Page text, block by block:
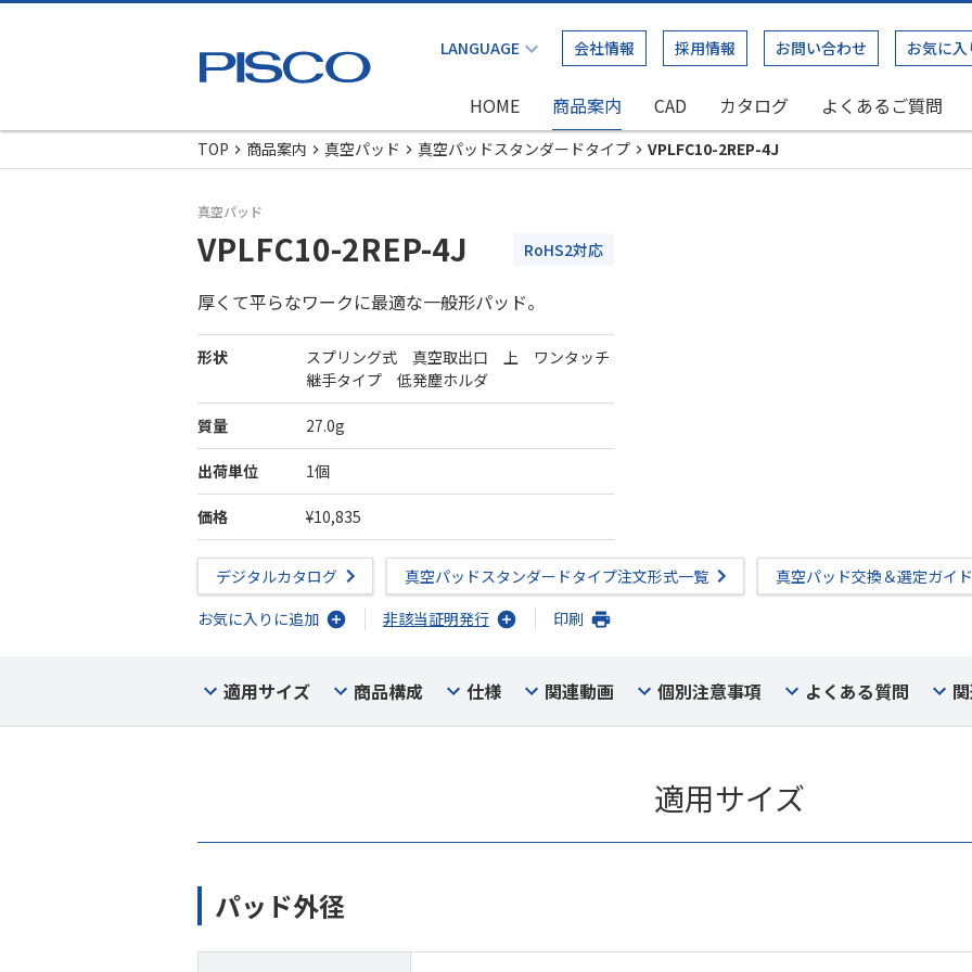
会社情報 採用情報 お問い合わせ お気に入
HOME 商品案内 CAD カタログ よくあるご質問
TOP
商品案内 真空パッド 真空パッドスタンダードタイプ VPLFC10-2REP-4J
真空パッド
VPLFC10-2REP-4J RoHS2対応
厚くて平らなワークに最適な一般形パッド。
形状
スプリング式 真空取出口 上 ワンタッチ
継手タイプ 低発塵ホルダ
質量 27.0g
出荷単位 1個
価格 ¥10,835
デジタルカタログ 真空パッドスタンダードタイプ注文形式一覧
真空パッド交換＆選定ガイド
お気に入りに追加
非該当証明発行 印刷
適用サイズ 商品構成 仕様 関連動画 個別注意事項 よくある質問
適用サイズ
パッド外径